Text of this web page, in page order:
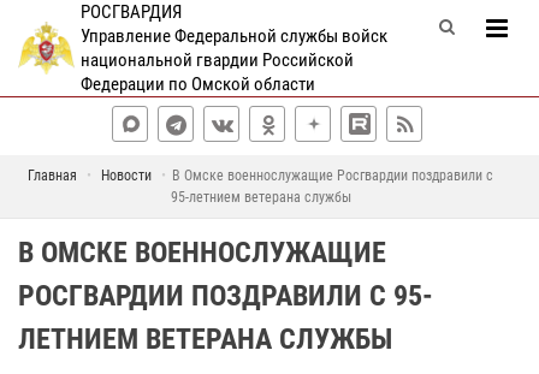
РОСГВАРДИЯ
Управление Федеральной службы войск
национальной гвардии Российской
Федерации по Омской области
Главная Новости
В Омске военнослужащие Росгвардии поздравили с
95-летнием ветерана службы
В ОМСКЕ ВОЕННОСЛУЖАЩИЕ
РОСГВАРДИИ ПОЗДРАВИЛИ С 95-
ЛЕТНИЕМ ВЕТЕРАНА СЛУЖБЫ